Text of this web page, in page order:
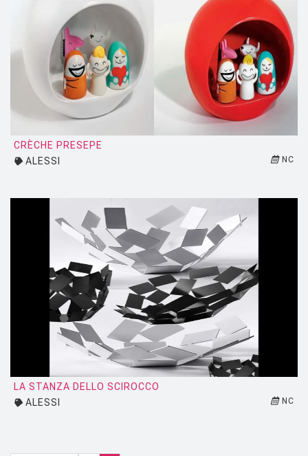
INGO MAURER
JIELDÉ
KARTELL
KNOLL
LA CHANCE
LAPALMA
LIGNE ROSET
LOUIS POULSEN
LUCE PLAN
MAISON BERGER PARIS
MANUTTI
CRÈCHE PRESEPE
ALESSI
NC
LA STANZA DELLO SCIROCCO
ALESSI
NC